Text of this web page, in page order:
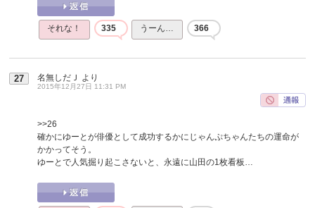
それな！ 335 うーん… 366
27 名無しだＪ より
2015年12月27日 11:31 PM
>>26
確かにゆーとが俳優として成功するかにじゃんぷちゃんたちの運命が
かかってそう。
ゆーとで人気掘り起こさないと、永遠に山田の1枚看板…